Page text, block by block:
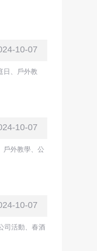
10-07
日、戶外教
10-07
戶外教學、公
10-07
司活動、春酒